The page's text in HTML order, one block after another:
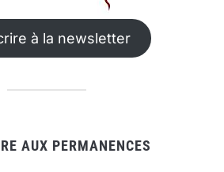
à la newsletter
AUX PERMANENCES